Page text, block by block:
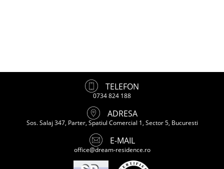
TELEFON
0734 824 188
ADRESA
Sos. Salaj 347, Parter, Spatiul Comercial 1, Sector 5, Bucuresti
E-MAIL
office@dream-residence.ro